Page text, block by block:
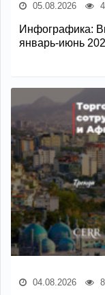
05.08.2026
Инфографика:
январь-июнь
04.08.2026